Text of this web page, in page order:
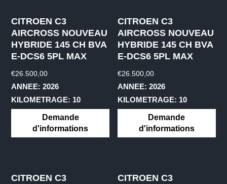
CITROEN C3
AIRCROSS NOUVEAU
HYBRIDE 145 CH BVA
E-DCS6 5PL MAX
€26.500,00
ANNEE: 2026
KILOMETRAGE: 10
Demande
d'informations
CITROEN C3
AIRCROSS NOUVEAU
HYBRIDE 145 CH BVA
E-DCS6 5PL MAX
€26.500,00
ANNEE: 2026
KILOMETRAGE: 10
Demande
d'informations
CITROEN C3
CITROEN C3